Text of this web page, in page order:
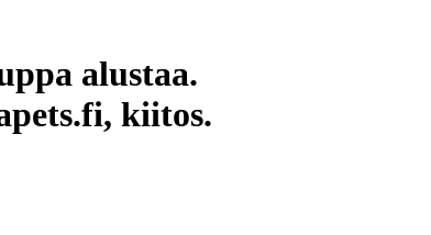
alustaa.
kiitos.